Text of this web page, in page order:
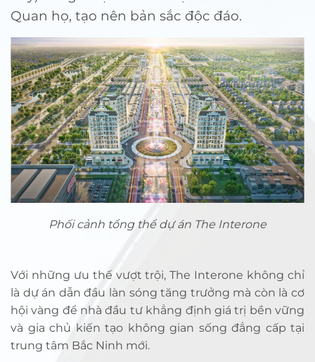
Quan họ, tạo nên bản sắc độc đáo.
Phối cảnh tổng thể dự án The Interone
Với những ưu thế vượt trội, The Interone không chỉ
là dự án dẫn đầu làn sóng tăng trưởng mà còn là cơ
hội vàng để nhà đầu tư khẳng định giá trị bền vững
và gia chủ kiến tạo không gian sống đẳng cấp tại
trung tâm Bắc Ninh mới.